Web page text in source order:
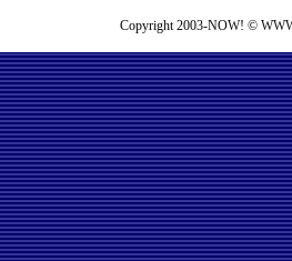
Copyright 2003-NOW! ©